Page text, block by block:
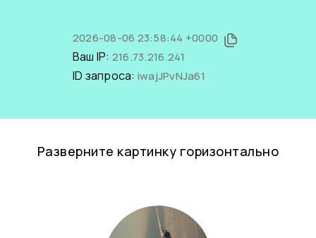
2026-08-06 23:58:44 +0000
Ваш IP: 216.73.216.241
ID запроса: iwajJPvNJa61
Разверните картинку горизонтально